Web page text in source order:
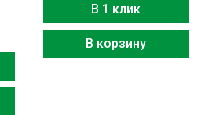
В 1 клик
В корзину